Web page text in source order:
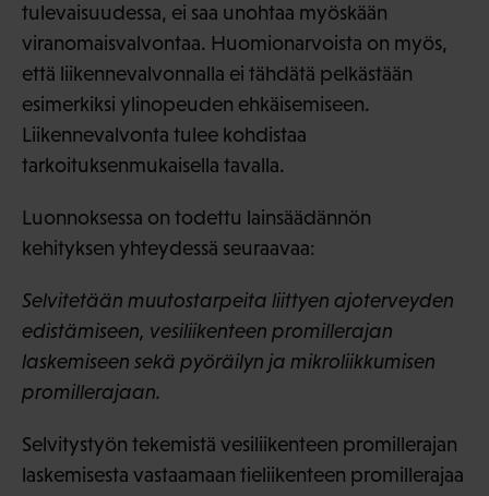
tulevaisuudessa, ei saa unohtaa myöskään
viranomaisvalvontaa. Huomionarvoista on myös,
että liikennevalvonnalla ei tähdätä pelkästään
esimerkiksi ylinopeuden ehkäisemiseen.
Liikennevalvonta tulee kohdistaa
tarkoituksenmukaisella tavalla.
Luonnoksessa on todettu lainsäädännön
kehityksen yhteydessä seuraavaa:
Selvitetään muutostarpeita liittyen ajoterveyden
edistämiseen, vesiliikenteen promillerajan
laskemiseen sekä pyöräilyn ja mikroliikkumisen
promillerajaan.
Selvitystyön tekemistä vesiliikenteen promillerajan
laskemisesta vastaamaan tieliikenteen promillerajaa